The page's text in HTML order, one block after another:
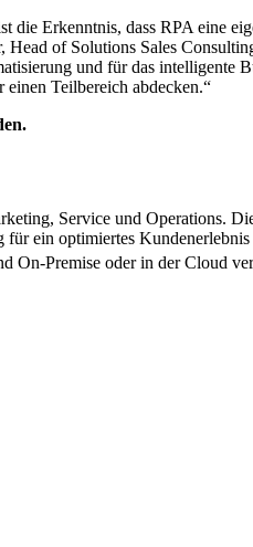
Erkenntnis, dass RPA eine
of Solutions Sales
und für das
Teilbereich abdecken.“
Service und Operations.
ein optimiertes
On-Premise oder in der Cloud